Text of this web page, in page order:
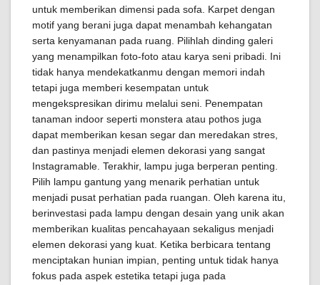
untuk memberikan dimensi pada sofa. Karpet dengan
motif yang berani juga dapat menambah kehangatan
serta kenyamanan pada ruang. Pilihlah dinding galeri
yang menampilkan foto-foto atau karya seni pribadi. Ini
tidak hanya mendekatkanmu dengan memori indah
tetapi juga memberi kesempatan untuk
mengekspresikan dirimu melalui seni. Penempatan
tanaman indoor seperti monstera atau pothos juga
dapat memberikan kesan segar dan meredakan stres,
dan pastinya menjadi elemen dekorasi yang sangat
Instagramable. Terakhir, lampu juga berperan penting.
Pilih lampu gantung yang menarik perhatian untuk
menjadi pusat perhatian pada ruangan. Oleh karena itu,
berinvestasi pada lampu dengan desain yang unik akan
memberikan kualitas pencahayaan sekaligus menjadi
elemen dekorasi yang kuat. Ketika berbicara tentang
menciptakan hunian impian, penting untuk tidak hanya
fokus pada aspek estetika tetapi juga pada